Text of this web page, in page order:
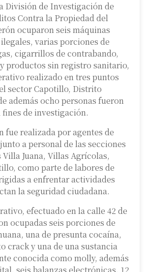
División de Investigación de
Contra la Propiedad del
ocuparon seis máquinas
varias porciones de
cigarrillos de contrabando,
productos sin registro sanitario,
realizado en tres puntos
sector Capotillo, Distrito
además ocho personas fueron
de investigación.
fue realizada por agentes de
a personal de las secciones
Juana, Villas Agrícolas,
como parte de labores de
a enfrentar actividades
la seguridad ciudadana.
efectuado en la calle 42 de
ocupadas seis porciones de
una de presunta cocaína,
crack y una de una sustancia
conocida como molly, además